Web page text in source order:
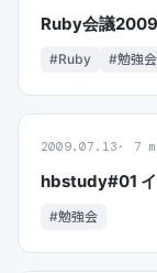
Ruby会議2009
#Ruby #勉強会
2009.07.13 7
hbstudy#01 イ
#勉強会